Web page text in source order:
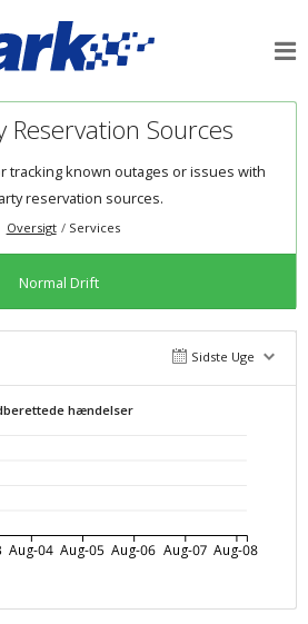
Reservation Sources
tracking known outages or issues with
reservation sources.
Oversigt Services
Normal Drift
Sidste Uge
hændelser
Aug-04 Aug-05 Aug-06 Aug-07 Aug-08